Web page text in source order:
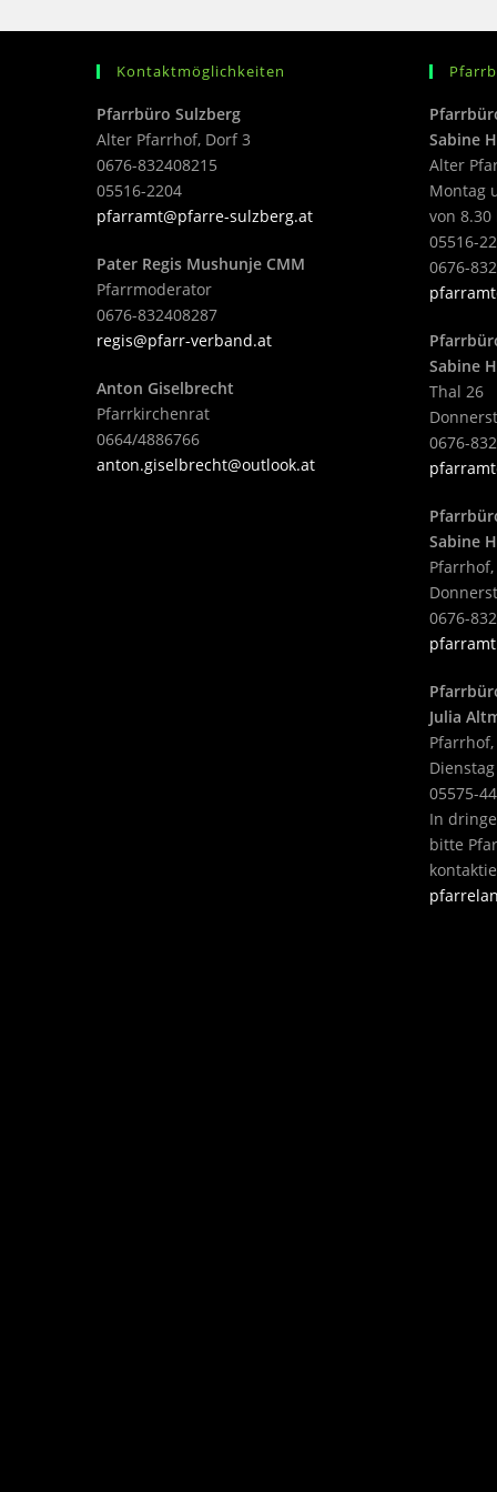
Kontaktmöglichkeiten
Pfarrbüro Sulzberg
Alter Pfarrhof, Dorf 3
0676-832408215
05516-2204
pfarramt@pfarre-sulzberg.at
Pater Regis Mushunje CMM
Pfarrmoderator
0676-832408287
regis@pfarr-verband.at
Anton Giselbrecht
Pfarrkirchenrat
0664/4886766
anton.giselbrecht@outlook.at
Sabine
Alter
Montag
von
05516-
0676-
Sabine
Thal 26
0676-
Sabine
0676-
Julia
05575-
In
bitte